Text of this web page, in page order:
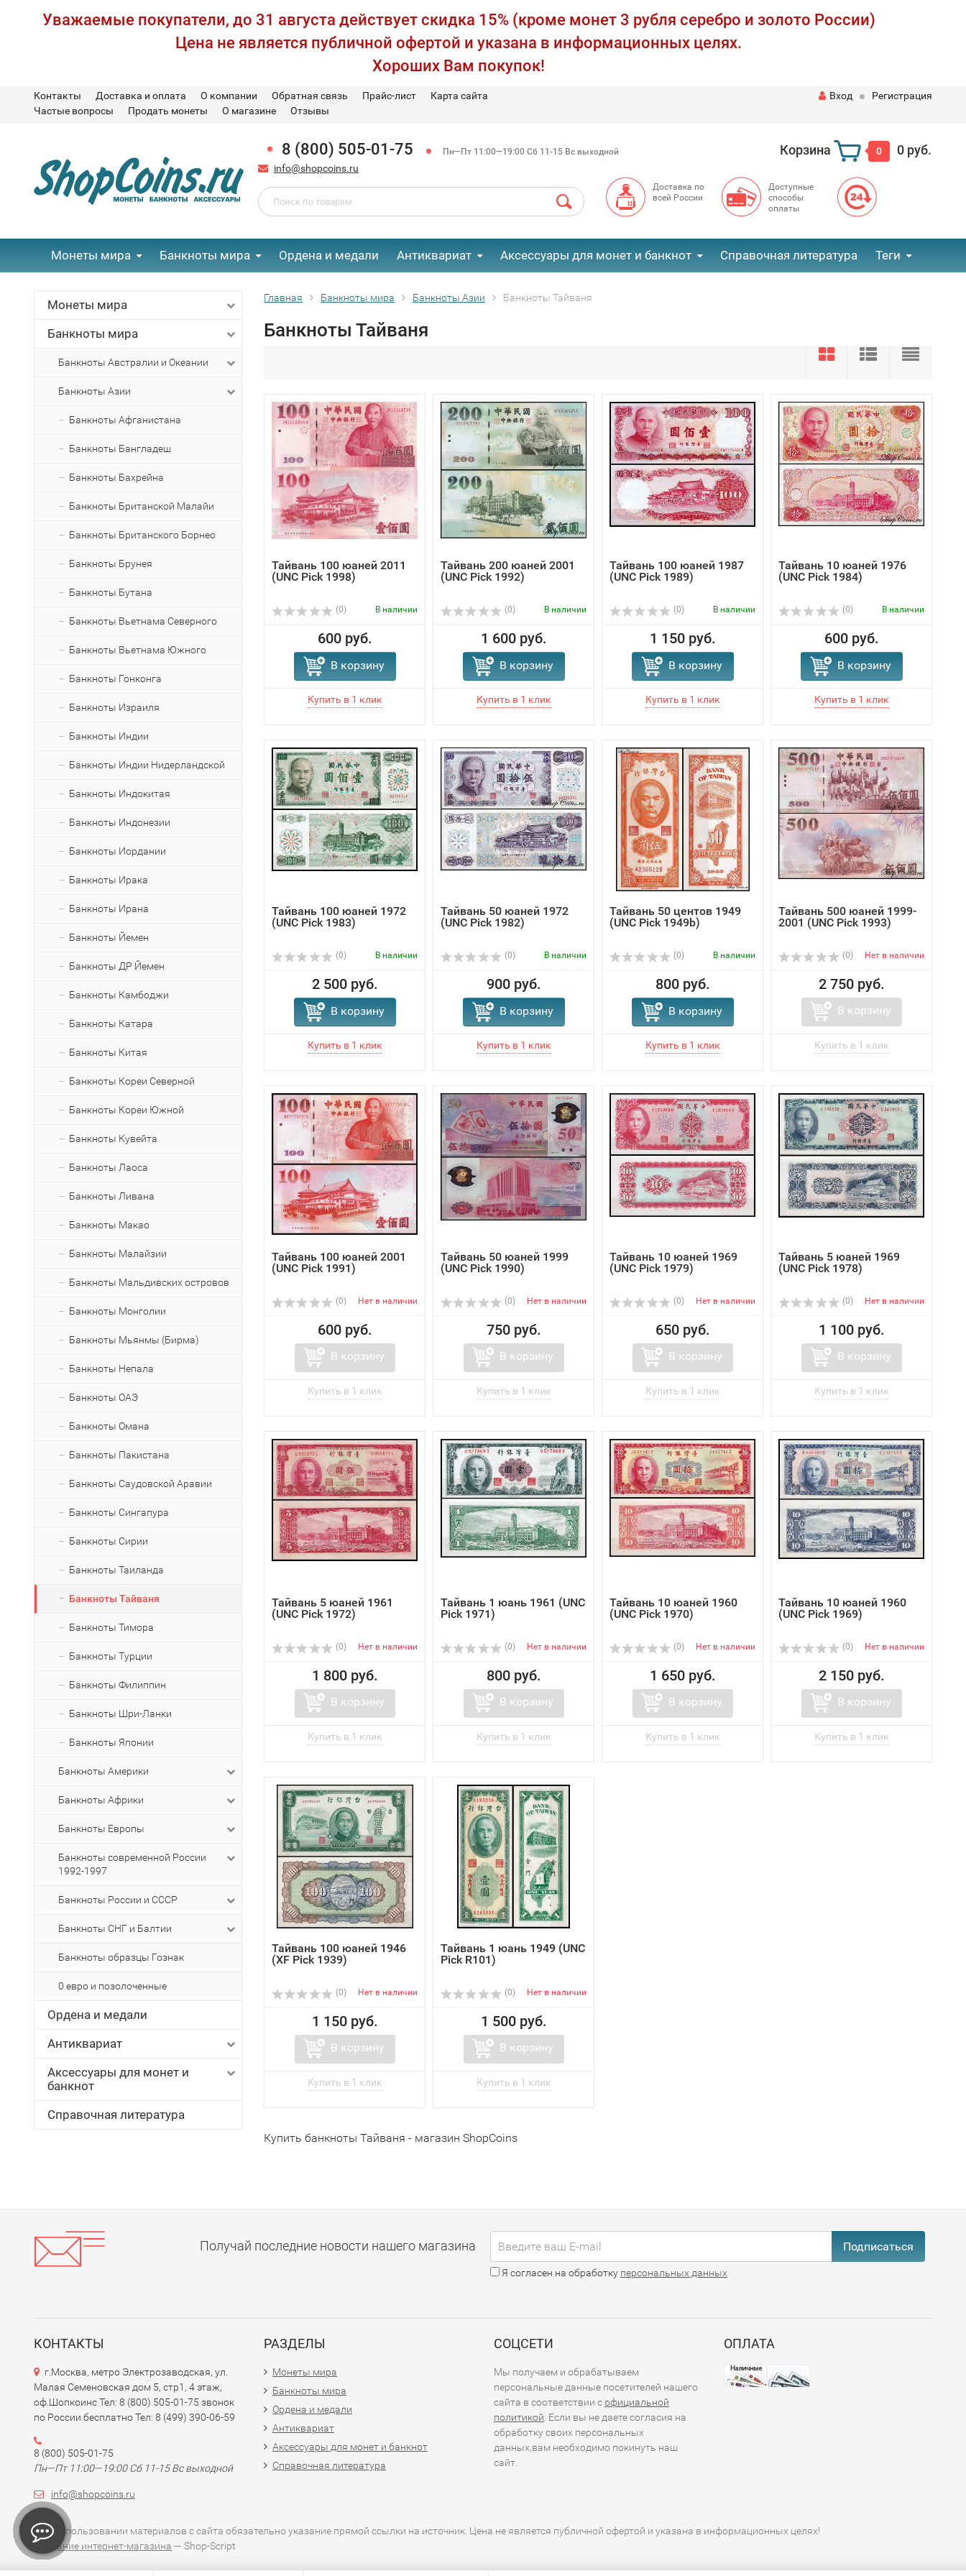
Уважаемые покупатели, до 31 августа действует скидка 15% (кроме монет 3 рубля серебро и золото России)
Цена не является публичной офертой и указана в информационных целях.
Хороших Вам покупок!
Контакты Доставка и оплата О компании Обратная связь Прайс-лист
Карта сайта
Частые вопросы
Продать монеты О магазине Отзывы
Вход Регистрация
8 (800) 505-01-75 Пн—Пт 11:00—19:00 Сб 11-15 Вс выходной
info@shopcoins.ru
Корзина 0 0 руб.
Доставка по
всей России
Доступные
способы
оплаты
Монеты мира Банкноты мира Ордена и медали Антиквариат Аксессуары для монет и банкнот Справочная литература Теги
Монеты мира
Банкноты мира
Банкноты Австралии и Океании
Банкноты Азии
Банкноты Афганистана
Банкноты Бангладеш
Банкноты Бахрейна
Банкноты Британской Малайи
Банкноты Британского Борнео
Банкноты Брунея
Банкноты Бутана
Банкноты Вьетнама Северного
Банкноты Вьетнама Южного
Банкноты Гонконга
Банкноты Израиля
Банкноты Индии
Банкноты Индии Нидерландской
Банкноты Индокитая
Банкноты Индонезии
Банкноты Иордании
Банкноты Ирака
Банкноты Ирана
Банкноты Йемен
Банкноты ДР Йемен
Банкноты Камбоджи
Банкноты Катара
Банкноты Китая
Банкноты Кореи Северной
Банкноты Кореи Южной
Банкноты Кувейта
Банкноты Лаоса
Банкноты Ливана
Банкноты Макао
Банкноты Малайзии
Банкноты Мальдивских островов
Банкноты Монголии
Банкноты Мьянмы (Бирма)
Банкноты Непала
Банкноты ОАЭ
Банкноты Омана
Банкноты Пакистана
Банкноты Саудовской Аравии
Банкноты Сингапура
Банкноты Сирии
Банкноты Таиланда
Банкноты Тайваня
Банкноты Тимора
Банкноты Турции
Банкноты Филиппин
Банкноты Шри-Ланки
Банкноты Японии
Банкноты Америки
Банкноты Африки
Банкноты Европы
Банкноты современной России
1992-1997
Банкноты России и СССР
Банкноты СНГ и Балтии
Банкноты образцы Гознак
0 евро и позолоченные
Ордена и медали
Антиквариат
Аксессуары для монет и
банкнот
Справочная литература
Главная Банкноты мира Банкноты Азии Банкноты Тайваня
Банкноты Тайваня
Тайвань 100 юаней 2011
(UNC Pick 1998)
(0) В наличии
600 руб.
В корзину
Тайвань 200 юаней 2001
(UNC Pick 1992)
(0) В наличии
1 600 руб.
В корзину
Тайвань 100 юаней 1987
(UNC Pick 1989)
(0) В наличии
1 150 руб.
В корзину
Тайвань 10 юаней 1976
(UNC Pick 1984)
(0) В наличии
600 руб.
В корзину
Тайвань 100 юаней 1972
(UNC Pick 1983)
(0) В наличии
2 500 руб.
В корзину
Тайвань 50 юаней 1972
(UNC Pick 1982)
(0) В наличии
900 руб.
В корзину
Тайвань 50 центов 1949
(UNC Pick 1949b)
(0) В наличии
800 руб.
В корзину
Тайвань 500 юаней 1999-
2001 (UNC Pick 1993)
(0) Нет в наличии
2 750 руб.
В корзину
Тайвань 100 юаней 2001
(UNC Pick 1991)
(0) Нет в наличии
600 руб.
В корзину
Тайвань 50 юаней 1999
(UNC Pick 1990)
(0) Нет в наличии
750 руб.
В корзину
Тайвань 10 юаней 1969
(UNC Pick 1979)
(0) Нет в наличии
650 руб.
В корзину
Тайвань 5 юаней 1969
(UNC Pick 1978)
(0) Нет в наличии
1 100 руб.
В корзину
Тайвань 5 юаней 1961
(UNC Pick 1972)
(0) Нет в наличии
1 800 руб.
В корзину
Тайвань 1 юань 1961 (UNC
Pick 1971)
(0) Нет в наличии
800 руб.
В корзину
Тайвань 10 юаней 1960
(UNC Pick 1970)
(0) Нет в наличии
1 650 руб.
В корзину
Тайвань 10 юаней 1960
(UNC Pick 1969)
(0) Нет в наличии
2 150 руб.
В корзину
Тайвань 100 юаней 1946
(XF Pick 1939)
(0) Нет в наличии
1 150 руб.
В корзину
Тайвань 1 юань 1949 (UNC
Pick R101)
(0) Нет в наличии
1 500 руб.
В корзину
Купить банкноты Тайваня - магазин ShopCoins
Получай последние новости нашего магазина Подписаться
Я согласен на обработку персональных данных
КОНТАКТЫ
г.Москва, метро Электрозаводская, ул.
Малая Семеновская дом 5, стр1, 4 этаж,
оф.Шопкоинс Тел: 8 (800) 505-01-75 звонок
по России бесплатно Тел: 8 (499) 390-06-59
8 (800) 505-01-75
Пн—Пт 11:00—19:00 Сб 11-15 Вс выходной
info@shopcoins.ru
РАЗДЕЛЫ
Монеты мира
Банкноты мира
Ордена и медали
Антиквариат
Аксессуары для монет и банкнот
Справочная литература
СОЦСЕТИ
Мы получаем и обрабатываем
персональные данные посетителей нашего
сайта в соответствии софициальной
политикой . Если вы не даете согласия на
обработку своих персональных
данных,вам необходимо покинуть наш
сайт.
ОПЛАТА
При использовании материалов с сайта обязательно указание прямой ссылки на источник. Цена не является публичной офертой и указана в информационных целях!
Создание интернет-магазина — Shop-Script